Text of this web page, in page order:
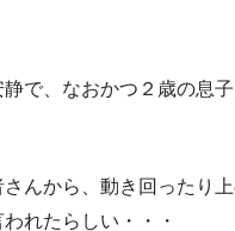
で、なおかつ２歳の息
んから、動き回ったり
れたらしい・・・